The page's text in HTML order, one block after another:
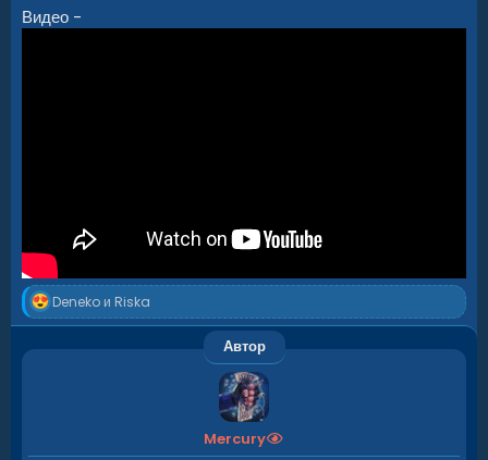
Видео -
Р
е
к
Denekoи Riska
Автор
Mercury